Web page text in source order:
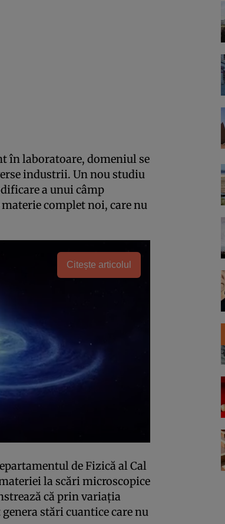
în laboratoare, domeniul se
industrii. Un nou studiu
a unui câmp
complet noi, care nu
Citește articolul
de Fizică al Cal
la scări microscopice
că prin variația
stări cuantice care nu